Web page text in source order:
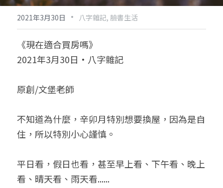
後天派陽宅
黃金會員專區
八字雜記
心靈成長
人氣最高
臉書生活
試閱專區
Podcast聽書
團隊訓練營
八字視頻
線上直播
線上學苑
八字初階班1
八字初階班2
八字中階班
五人實戰班
命理商城
八字完整班
科學八字推理PDF
小兒命名
我的著作
科學八字推理2
科學八字輕鬆學
批命預約
常見問題
登錄/註冊
搜索
繁體中文
2021年3月30日 · 八字雜記, 臉書生活
《現在適合買房嗎》
2021年3月30日·八字雜記
原創/文堡老師
不知道為什麼，辛卯月特別想要換屋，因為是自
住，所以特別小心謹慎。
平日看，假日也看，甚至早上看、下午看、晚上
看、晴天看、雨天看......
Podcast聽書